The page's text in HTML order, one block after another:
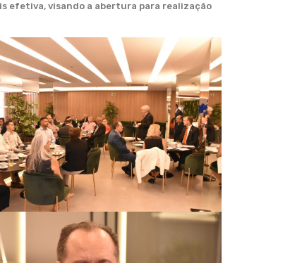
efetiva, visando a abertura para realização